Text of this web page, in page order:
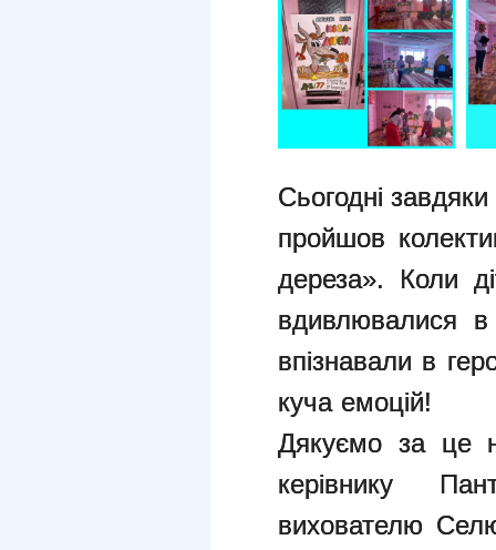
Сьогодні
пройшов
дереза». Коли
вдивлювалися в
впізнавали в
куча емоцій!
Дякуємо за це
керівнику
вихователю